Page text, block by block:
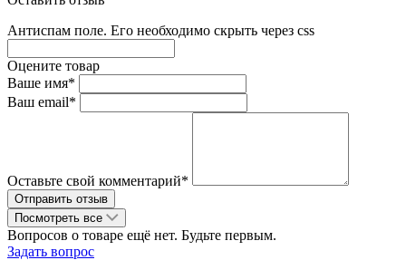
Антиспам поле. Его необходимо скрыть через css
Оцените товар
Ваше имя*
Ваш email*
Оставьте свой комментарий*
Посмотреть все
Вопросов о товаре ещё нет. Будьте первым.
Задать вопрос